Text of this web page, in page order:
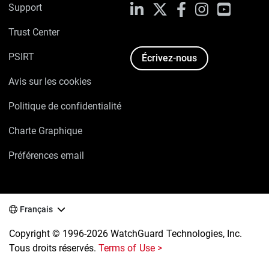
Support
Trust Center
PSIRT
Avis sur les cookies
Politique de confidentialité
Charte Graphique
Préférences email
LinkedIn FacebookInstagramYouTube
Écrivez-nous
Français
Copyright © 1996-2026 WatchGuard Technologies, Inc.
Tous droits réservés.Terms of Use >
En cliquant sur « Accepter tous les cookies », vous
pour améliorer la navigation sur le site, analyser
son utilisation et contribuer à nos efforts de
marketing. Politique régissant les cookies